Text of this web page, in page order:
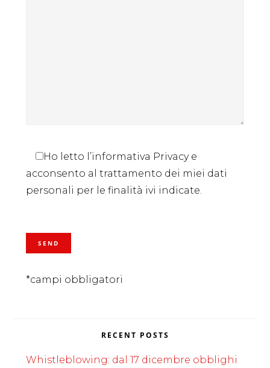
Ho letto l’informativa Privacy e
acconsento al trattamento dei miei dati
personali per le finalità ivi indicate.
*campi obbligatori
RECENT POSTS
Whistleblowing: dal 17 dicembre obblighi